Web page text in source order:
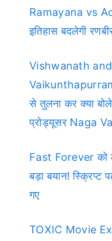
Ramayana vs
इतिहास बदलेगी
Vishwanath
से तुलना कर क्या
प्रोड्यूसर Naga
Fast Forever को
बड़ा बयान!
गए
TOXIC Movie